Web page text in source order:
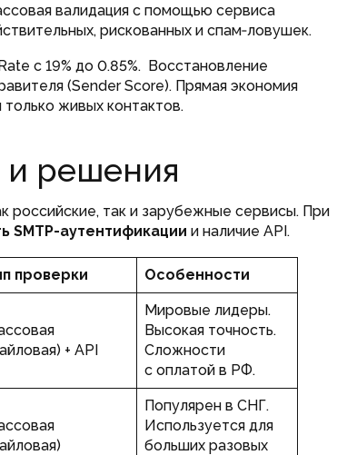
валидация с помощью сервиса
рискованных и спам‑ловушек.
с 19% до 0.85%. Восстановление
(Sender Score). Прямая экономия
живых контактов.
решения
российские, так и зарубежные сервисы. При
SMTP-аутентификации и наличие API.
проверки Особенности
+ API
Мировые лидеры.
Высокая точность.
Сложности
с оплатой в РФ.
Популярен в СНГ.
Используется для
больших разовых